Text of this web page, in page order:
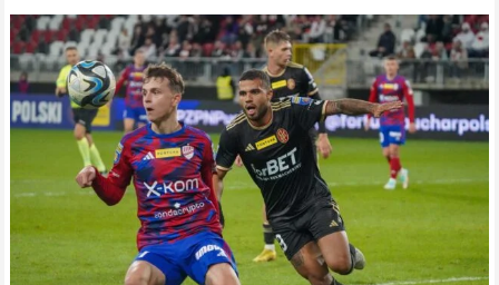
Częstochowa,
Kłobuck,
Lubliniec,
Myszków